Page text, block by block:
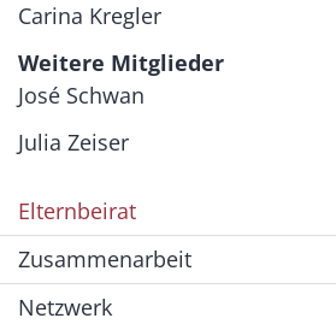
Carina Kregler
Weitere Mitglieder
José Schwan
Julia Zeiser
Elternbeirat
Zusammenarbeit
Netzwerk